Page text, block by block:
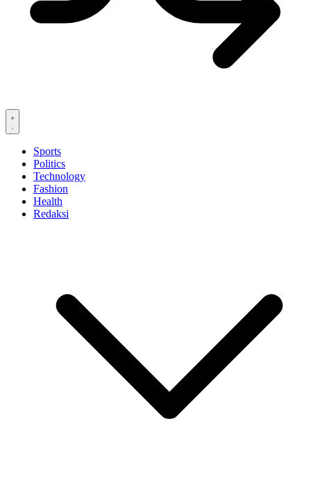
Sports
Politics
Technology
Fashion
Health
Redaksi